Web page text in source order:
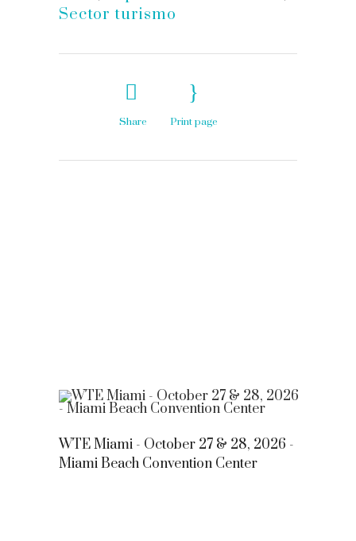
Sector turismo
Share Print page
WTE Miami - October 27 & 28, 2026 -
Miami Beach Convention Center